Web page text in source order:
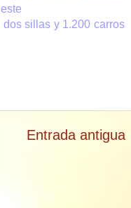
sillas y 1.200 carros
Entrada antigua